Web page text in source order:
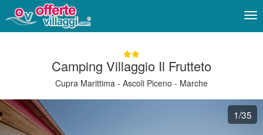
Camping Villaggio Il Frutteto
Cupra Marittima - Ascoli Piceno - Marche
1/35